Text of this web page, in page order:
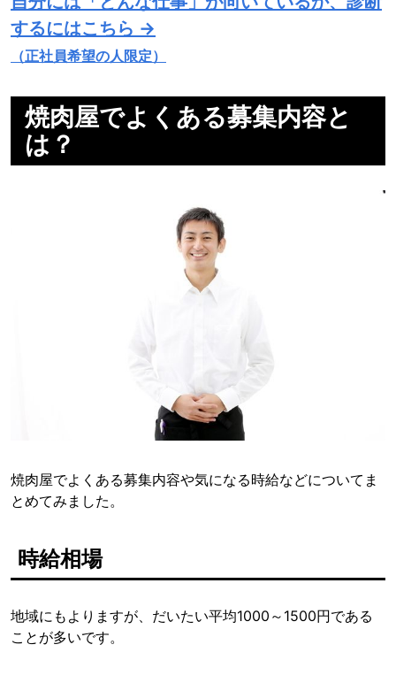
するにはこちら →
（正社員希望の人限定）
焼肉屋でよくある募集内容と
は？
焼肉屋でよくある募集内容や気になる時給などについてま
とめてみました。
時給相場
地域にもよりますが、だいたい平均1000～1500円である
ことが多いです。